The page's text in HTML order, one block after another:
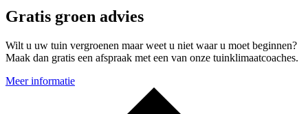
Gratis groen advies
Wilt u uw tuin vergroenen maar weet u niet waar u moet beginnen?
Maak dan gratis een afspraak met een van onze tuinklimaatcoaches.
Meer informatie